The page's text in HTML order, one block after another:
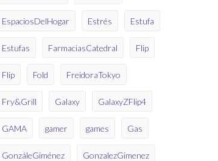
Ene 26, 2023
EspaciosDelHogar Estrés Estufa
Estufas FarmaciasCatedral Flip
Flip Fold FreidoraTokyo
Fry&Grill Galaxy GalaxyZFlip4
GAMA gamer games Gas
GonzáleGiménez GonzalezGimenez